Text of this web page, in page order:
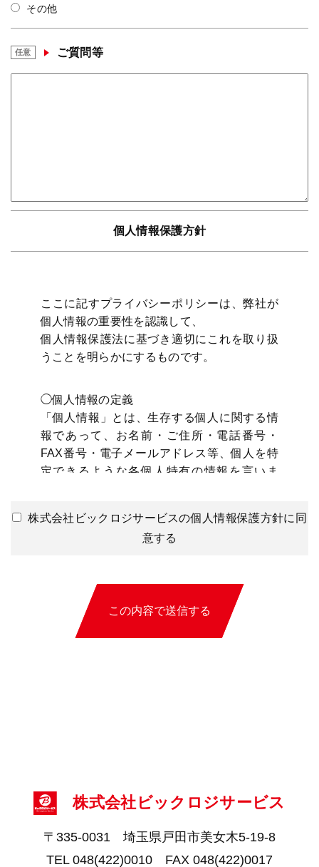
その他
任意 ご質問等
個人情報保護方針
ここに記すプライバシーポリシーは、弊社が
個人情報の重要性を認識して、
個人情報保護法に基づき適切にこれを取り扱
うことを明らかにするものです。
◯個人情報の定義
「個人情報」とは、生存する個人に関する情
報であって、お名前・ご住所・電話番号・
FAX番号・電子メールアドレス等、個人を特
定できるような各個人特有の情報を言いま
◯利用目的
弊社は、お問い合わせをいただき、契約へと
収集するにあたっては利用目的を明記の上、
適法かつ公正な手段によります。
またお客様からのお問い合わせへの対応、弊
社からお客様へのお問い合わせ、その他お取
く第三者に開示・提供を行うことはございま
せん。
ただし、保護法その他法令に別異の定めがあ
株式会社ビックロジサービスの個人情報保護方針に同
意する
この内容で送信する
株式会社ビックロジサービス
〒335-0031 埼玉県戸田市美女木5-19-8
TEL 048(422)0010 FAX 048(422)0017